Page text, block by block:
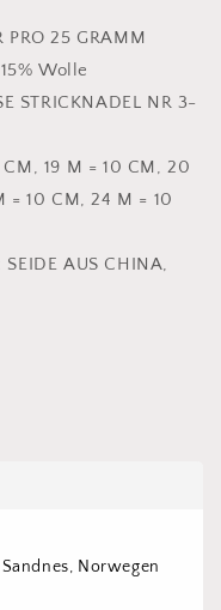
PRO 25 GRAMM
Wolle
STRICKNADEL NR 3-
CM, 19 M = 10 CM, 20
= 10 CM, 24 M = 10
SEIDE AUS CHINA,
Norwegen